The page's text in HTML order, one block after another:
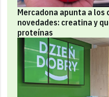
Mercadona apunta a los
novedades: creatina y
proteínas